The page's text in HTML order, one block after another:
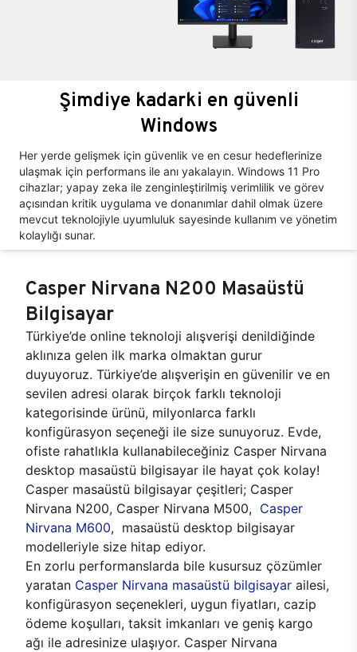
Şimdiye kadarki en güvenli
Windows
Her yerde gelişmek için güvenlik ve en cesur hedeflerinize
ulaşmak için performans ile anı yakalayın. Windows 11 Pro
cihazlar; yapay zeka ile zenginleştirilmiş verimlilik ve görev
açısından kritik uygulama ve donanımlar dahil olmak üzere
mevcut teknolojiyle uyumluluk sayesinde kullanım ve yönetim
kolaylığı sunar.
Casper Nirvana N200 Masaüstü
Bilgisayar
Türkiye’de online teknoloji alışverişi denildiğinde
aklınıza gelen ilk marka olmaktan gurur
duyuyoruz. Türkiye’de alışverişin en güvenilir ve en
sevilen adresi olarak birçok farklı teknoloji
kategorisinde ürünü, milyonlarca farklı
konfigürasyon seçeneği ile size sunuyoruz. Evde,
ofiste rahatlıkla kullanabileceğiniz Casper Nirvana
desktop masaüstü bilgisayar ile hayat çok kolay!
Casper masaüstü bilgisayar çeşitleri; Casper
Nirvana N200, Casper Nirvana M500, Casper
Nirvana M600, masaüstü desktop bilgisayar
modelleriyle size hitap ediyor.
En zorlu performanslarda bile kusursuz çözümler
yaratan Casper Nirvana masaüstü bilgisayar ailesi,
konfigürasyon seçenekleri, uygun fiyatları, cazip
ödeme koşulları, taksit imkanları ve geniş kargo
ağı ile adresinize ulaşıyor. Casper Nirvana